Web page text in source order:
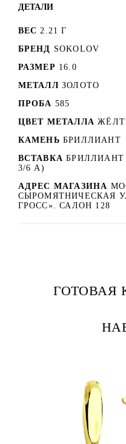
ДЕТАЛИ
ВЕС 2.21 Г
БРЕНД SOKOLOV
РАЗМЕР 16.0
МЕТАЛЛ ЗОЛОТО
ПРОБА 585
ЦВЕТ МЕТАЛЛА
КАМЕНЬ БРИЛЛИАНТ
ВСТАВКА БРИЛЛИАНТ
3/6 А)
АДРЕС МАГАЗИНА
СЫРОМЯТНИЧЕСКАЯ
ГРОСС». САЛОН 128
ГОТОВАЯ